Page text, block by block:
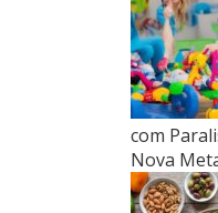
com
Nova